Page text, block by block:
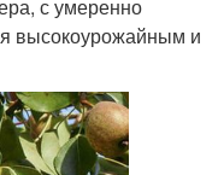
с умеренно
высокоурожайным и